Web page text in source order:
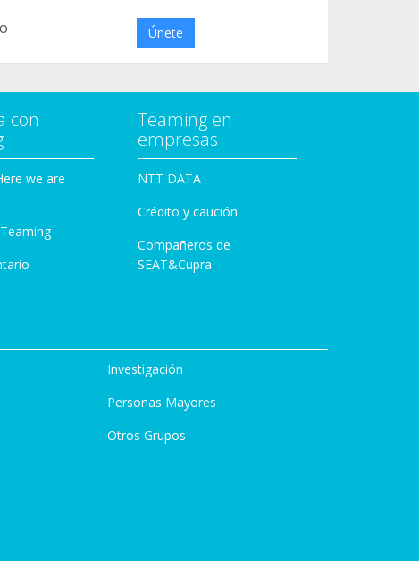
o Únete
con
we are
Teaming en
empresas
NTT DATA
Crédito y caución
Compañeros de
SEAT&Cupra
Investigación
Personas Mayores
Otros Grupos